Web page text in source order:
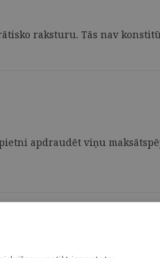
raksturu. Tās nav
apdraudēt viņu